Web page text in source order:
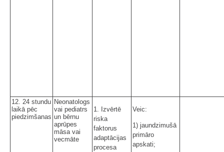
12. 24 stundu
laikā pēc
piedzimšanas
Neonatologs
vai pediatrs
un bērnu
aprūpes
māsa vai
vecmāte
1. Izvērtē
riska
faktorus
adaptācijas
procesa
Veic:
1) jaundzimušā
primāro
apskati;